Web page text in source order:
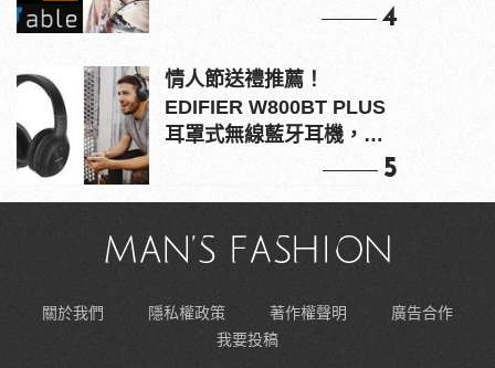
4
情人節送禮推薦！
EDIFIER W800BT PLUS
耳罩式無線藍牙耳機，在
5
關於我們 隱私權政策 著作權聲明
廣告合作
我要投稿